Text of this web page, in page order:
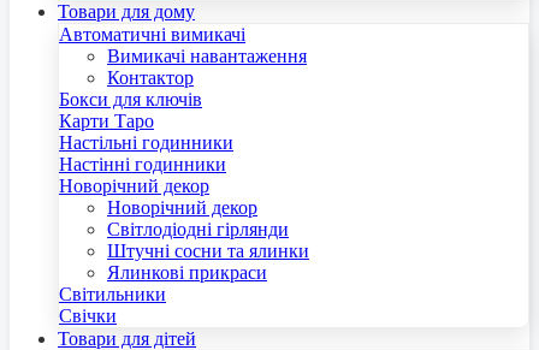
Товари для дому
Автоматичні вимикачі
Вимикачі навантаження
Контактор
Бокси для ключів
Карти Таро
Настільні годинники
Настінні годинники
Новорічний декор
Новорічний декор
Світлодіодні гірлянди
Штучні сосни та ялинки
Ялинкові прикраси
Світильники
Свічки
Товари для дітей